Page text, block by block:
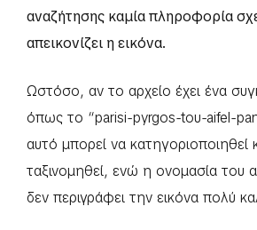
αναζήτησης καμία πληροφορία
απεικονίζει η εικόνα.
Ωστόσο, αν το αρχείο έχει ένα
όπως το “parisi-pyrgos-tou-aifel-
αυτό μπορεί να κατηγοριοποιηθεί
ταξινομηθεί, ενώ η ονομασία του
δεν περιγράφει την εικόνα πολύ